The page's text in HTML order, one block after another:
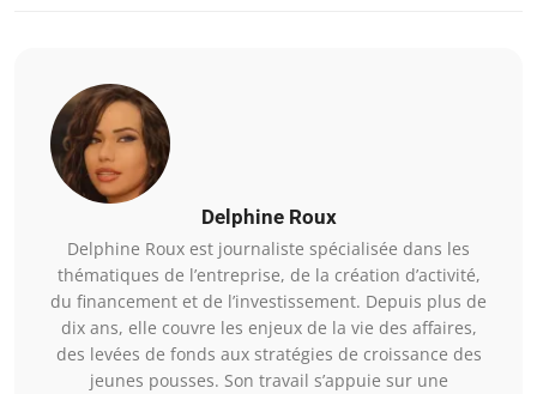
Delphine Roux
Delphine Roux est journaliste spécialisée dans les
thématiques de l’entreprise, de la création d’activité,
du financement et de l’investissement. Depuis plus de
dix ans, elle couvre les enjeux de la vie des affaires,
des levées de fonds aux stratégies de croissance des
jeunes pousses. Son travail s’appuie sur une